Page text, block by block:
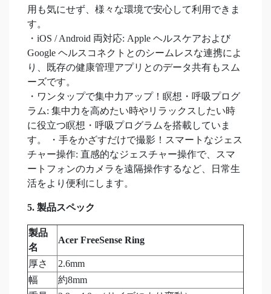
用も気にせず、様々な環境で安心して利用できま
す。
・iOS / Android 両対応: Apple ヘルスケアおよび
Google ヘルスコネクトとのシームレスな連携によ
り、既存の健康管理アプリとのデータ共有もスム
ーズです。
・ワンタップで集中力アップ！瞑想・呼吸プログ
ラム: 集中力を高めたい時やリラックスしたい時
に役立つ瞑想・呼吸プログラムを搭載していま
す。 ・手をかざすだけで撮影！スマートなジェス
チャー操作: 直感的なジェスチャー操作で、スマ
ートフォンのカメラを遠隔操作するなど、日常生
活をより便利にします。
5. 製品スペック
製品
名
Acer FreeSense Ring
厚さ
2.6mm
幅
約8mm